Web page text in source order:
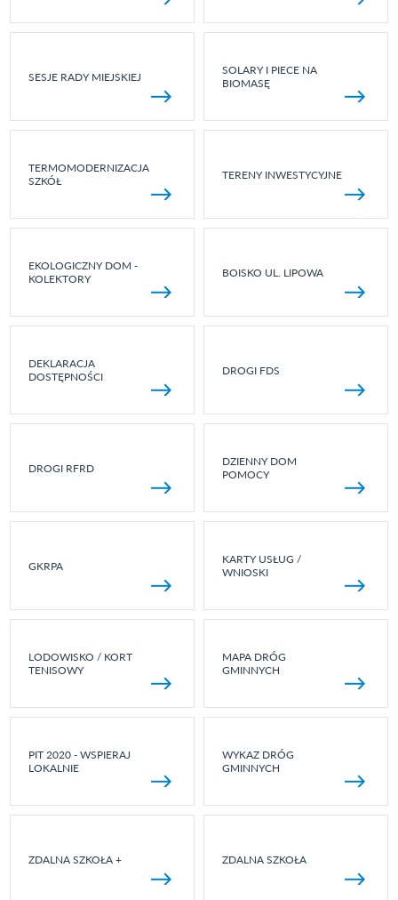
SESJE RADY MIEJSKIEJ
SOLARY I PIECE NA
BIOMASĘ
TERMOMODERNIZACJA
SZKÓŁ
TERENY INWESTYCYJNE
EKOLOGICZNY DOM -
KOLEKTORY
BOISKO UL. LIPOWA
DEKLARACJA
DOSTĘPNOŚCI
DROGI FDS
DROGI RFRD
DZIENNY DOM
POMOCY
GKRPA
KARTY USŁUG /
WNIOSKI
LODOWISKO / KORT
TENISOWY
MAPA DRÓG
GMINNYCH
PIT 2020 - WSPIERAJ
LOKALNIE
WYKAZ DRÓG
GMINNYCH
ZDALNA SZKOŁA + ZDALNA SZKOŁA